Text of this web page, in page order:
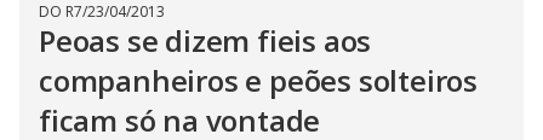
DO R7/23/04/2013
Peoas se dizem fieis aos
companheiros e peões solteiros
ficam só na vontade